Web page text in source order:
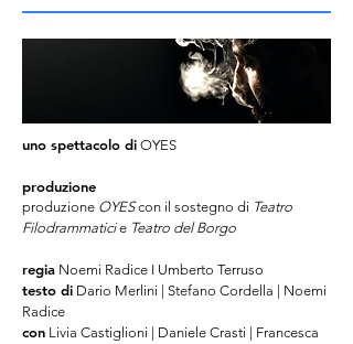
uno spettacolo di OYES
produzione
produzione OYEScon il sostegno di Teatro
Filodrammaticie Teatro del Borgo
regia Noemi Radice I Umberto Terruso
testo di Dario Merlini | Stefano Cordella | Noemi
Radice
con Livia Castiglioni | Daniele Crasti | Francesca